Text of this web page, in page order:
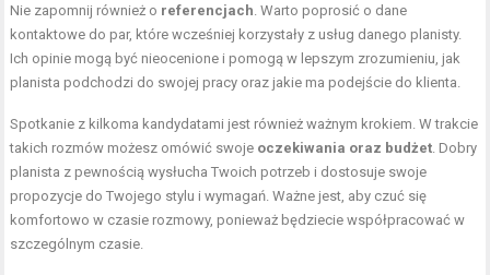
Nie zapomnij również o referencjach . Warto poprosić o dane
kontaktowe do par, które wcześniej korzystały z usług danego planisty.
Ich opinie mogą być nieocenione i pomogą w lepszym zrozumieniu, jak
planista podchodzi do swojej pracy oraz jakie ma podejście do klienta.
Spotkanie z kilkoma kandydatami jest również ważnym krokiem. W trakcie
takich rozmów możesz omówić swoje oczekiwania oraz budżet . Dobry
planista z pewnością wysłucha Twoich potrzeb i dostosuje swoje
propozycje do Twojego stylu i wymagań. Ważne jest, aby czuć się
komfortowo w czasie rozmowy, ponieważ będziecie współpracować w
szczególnym czasie.